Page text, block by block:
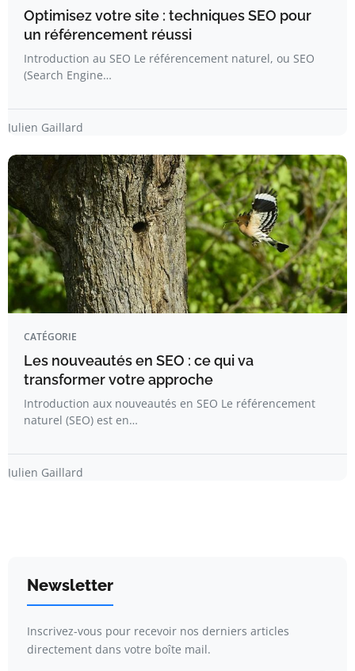
Optimisez votre site : techniques SEO pour
un référencement réussi
Introduction au SEO Le référencement naturel, ou SEO
(Search Engine…
Julien Gaillard
CATÉGORIE
Les nouveautés en SEO : ce qui va
transformer votre approche
Introduction aux nouveautés en SEO Le référencement
naturel (SEO) est en…
Julien Gaillard
Newsletter
Inscrivez-vous pour recevoir nos derniers articles
directement dans votre boîte mail.